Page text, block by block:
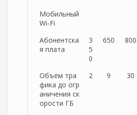
Мобильный
Wi-Fi
Абонентска
я плата
3
5
0
650 800
Объём тра
фика до огр
аничения ск
орости ГБ
2 9 30